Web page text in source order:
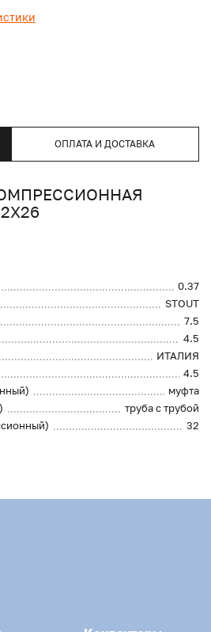
ОПЛАТА И ДОСТАВКА
0.37
STOUT
7.5
4.5
ИТАЛИЯ
4.5
муфта
труба с трубой
32